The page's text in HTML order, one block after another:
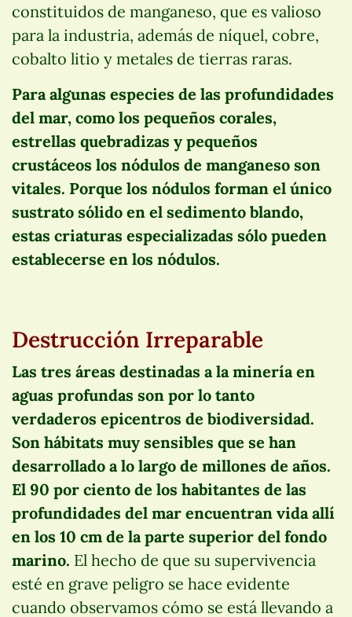
constituidos de manganeso, que es valioso
para la industria, además de níquel, cobre,
cobalto litio y metales de tierras raras.
Para algunas especies de las profundidades
del mar, como los pequeños corales,
estrellas quebradizas y pequeños
crustáceos los nódulos de manganeso son
vitales. Porque los nódulos forman el único
sustrato sólido en el sedimento blando,
estas criaturas especializadas sólo pueden
establecerse en los nódulos.
Destrucción Irreparable
Las tres áreas destinadas a la minería en
aguas profundas son por lo tanto
verdaderos epicentros de biodiversidad.
Son hábitats muy sensibles que se han
desarrollado a lo largo de millones de años.
El 90 por ciento de los habitantes de las
profundidades del mar encuentran vida allí
en los 10 cm de la parte superior del fondo
marino. El hecho de que su supervivencia
esté en grave peligro se hace evidente
cuando observamos cómo se está llevando a